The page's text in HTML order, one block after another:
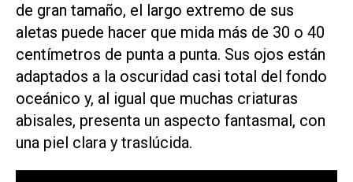
de gran tamaño, el largo extremo de sus
aletas puede hacer que mida más de 30 o 40
centímetros de punta a punta. Sus ojos están
adaptados a la oscuridad casi total del fondo
oceánico y, al igual que muchas criaturas
abisales, presenta un aspecto fantasmal, con
una piel clara y traslúcida.